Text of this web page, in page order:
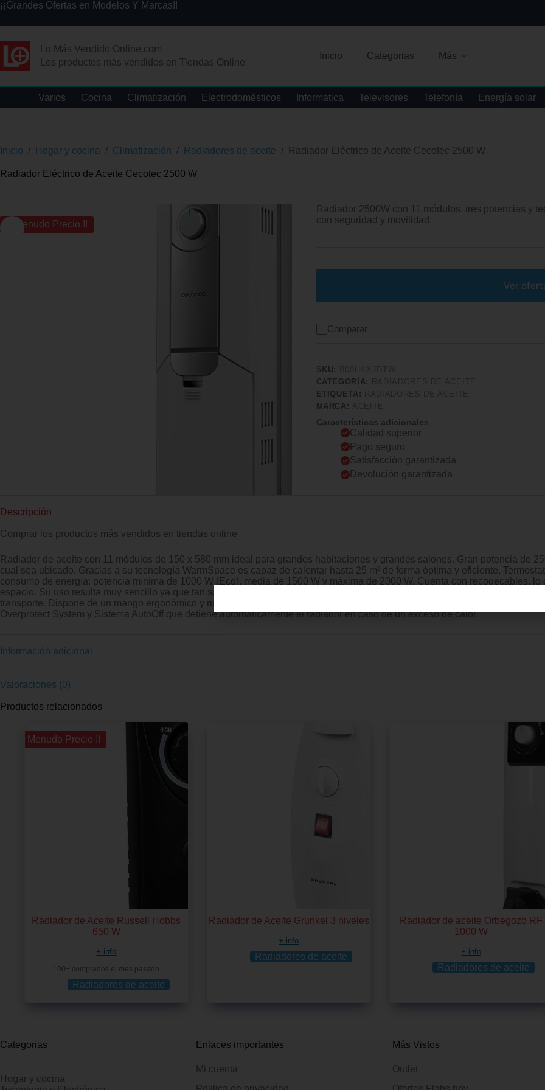
¡¡Grandes Ofertas en Modelos Y Marcas!!
Lo Más Vendido Online.com
Los productos más vendidos en Tiendas Online
Inicio Categorias Más
Varios Cocina Climatización Electrodomésticos Informatica Televisores Telefonía Energía solar
Inicio / Hogar y cocina / Climatización / Radiadores de aceite / Radiador Eléctrico de Aceite Cecotec 2500 W
Radiador Eléctrico de Aceite Cecotec 2500 W
¡¡ Menudo Precio !!
Radiador 2500W con 11 módulos, tres potencias y
con seguridad y movilidad.
Ver
Comparar
SKU:
CATEGORÍA:
ETIQUETA:
MARCA:
Características adicionales
Calidad superior
Pago seguro
Satisfacción garantizada
Devolución garantizada
Descripción
Comprar los productos más vendidos en tiendas online
Radiador de aceite con 11 módulos de 150 x 580 mm ideal para grandes habitaciones y grandes salones. Gran potencia de
cual sea ubicado. Gracias a su tecnología WarmSpace es capaz de calentar hasta 25 m² de forma óptima y eficiente.
consumo de energía: potencia mínima de 1000 W (Eco), media de 1500 W y máxima de 2000 W. Cuenta con recogecables,
espacio. Su uso resulta muy sencillo ya que tan solo posee una rueda para ajustar el termostato y dos botones para
transporte. Dispone de un mango ergonómico y ruedas multidireccionales que permiten desplazarlo fácilmente. Doble
Overprotect System y Sistema AutoOff que detiene automáticamente el radiador en caso de un exceso de calor.
Información adicional
Valoraciones (0)
Productos relacionados
¡¡ Menudo Precio !!
Radiador de Aceite Russell Hobbs
650 W
+ info
100+ comprados el mes pasado
Radiadores de aceite
Radiador de Aceite Grunkel 3 niveles
+ info
Radiadores de aceite
Radiador de aceite Orbegozo RF
1000 W
+ info
Radiadores de aceite
Categorias
Hogar y cocina
Enlaces importantes
Mi cuenta
Más Vistos
Outlet